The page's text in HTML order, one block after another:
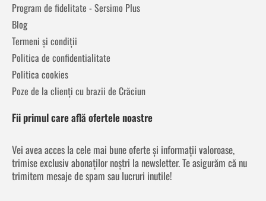
Program de fidelitate - Sersimo Plus
Blog
Termeni și condiții
Politica de confidentialitate
Politica cookies
Poze de la clienți cu brazii de Crăciun
Fii primul care află ofertele noastre
Vei avea acces la cele mai bune oferte și informații valoroase,
trimise exclusiv abonaților noștri la newsletter. Te asigurăm că nu
trimitem mesaje de spam sau lucruri inutile!